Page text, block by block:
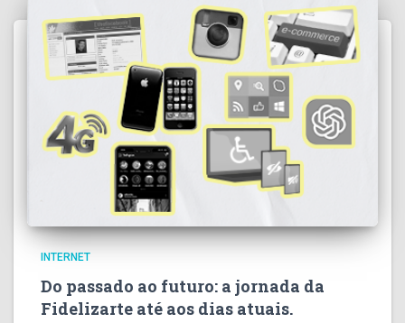
INTERNET
Do passado ao futuro: a jornada da
Fidelizarte até aos dias atuais.